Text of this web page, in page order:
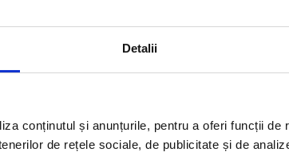
Detalii
conținutul și anunțurile, pentru a oferi funcții de
de rețele sociale, de publicitate și de